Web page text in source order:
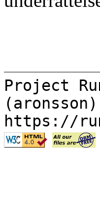
Project
(aronsson)
https://